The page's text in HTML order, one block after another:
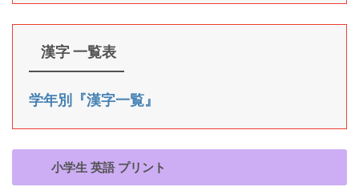
漢字 一覧表
学年別『漢字一覧』
小学生 英語 プリント